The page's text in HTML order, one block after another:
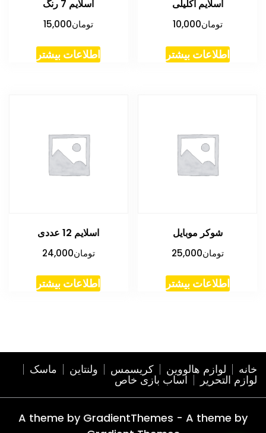
اسلایم اکلیلی
تومان10,000
اطلاعات بیشتر
اسلایم 7 رنگ
تومان15,000
اطلاعات بیشتر
شوکر موبایل
تومان25,000
اطلاعات بیشتر
اسلایم 12 عددی
تومان24,000
اطلاعات بیشتر
خانه لوازم هالووین کریسمس ولنتاین ماسک
لوازم التحریر اساب بازی خاص
A theme by GradientThemes - A theme by